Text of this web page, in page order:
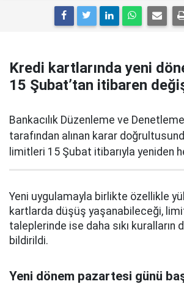
Kredi kartlarında yeni
15 Şubat’tan itibaren
Bankacılık Düzenleme ve
tarafından alınan karar
limitleri 15 Şubat itibarıyla yeniden
Yeni uygulamayla birlikte özellikle
kartlarda düşüş yaşanabileceği, limit
taleplerinde ise daha sıkı kuralların
bildirildi.
Yeni dönem pazartesi günü